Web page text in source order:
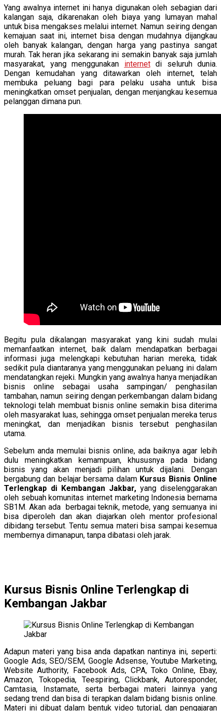
Yang awalnya internet ini hanya digunakan oleh sebagian dari
kalangan saja, dikarenakan oleh biaya yang lumayan mahal
untuk bisa mengakses melalui internet. Namun seiring dengan
kemajuan saat ini, internet bisa dengan mudahnya dijangkau
oleh banyak kalangan, dengan harga yang pastinya sangat
murah. Tak heran jika sekarang ini semakin banyak saja jumlah
masyarakat, yang menggunakan internetdi seluruh dunia.
Dengan kemudahan yang ditawarkan oleh internet, telah
membuka peluang bagi para pelaku usaha untuk bisa
meningkatkan omset penjualan, dengan menjangkau kesemua
pelanggan dimana pun.
Begitu pula dikalangan masyarakat yang kini sudah mulai
memanfaatkan internet, baik dalam mendapatkan berbagai
informasi juga melengkapi kebutuhan harian mereka, tidak
sedikit pula diantaranya yang menggunakan peluang ini dalam
mendatangkan rejeki. Mungkin yang awalnya hanya menjadikan
bisnis online sebagai usaha sampingan/ penghasilan
tambahan, namun seiring dengan perkembangan dalam bidang
teknologi telah membuat bisnis online semakin bisa diterima
oleh masyarakat luas, sehingga omset penjualan mereka terus
meningkat, dan menjadikan bisnis tersebut penghasilan
utama.
Sebelum anda memulai bisnis online, ada baiknya agar lebih
dulu meningkatkan kemampuan, khususnya pada bidang
bisnis yang akan menjadi pilihan untuk dijalani. Dengan
bergabung dan belajar bersama dalam Kursus Bisnis Online
Terlengkap di Kembangan Jakbar, yang diselenggarakan
oleh sebuah komunitas internet marketing Indonesia bernama
SB1M. Akan ada berbagai teknik, metode, yang semuanya ini
bisa diperoleh dan akan diajarkan oleh mentor profesional
dibidang tersebut. Tentu semua materi bisa sampai kesemua
membernya dimanapun, tanpa dibatasi oleh jarak.
Kursus Bisnis Online Terlengkap di
Kembangan Jakbar
Adapun materi yang bisa anda dapatkan nantinya ini, seperti:
Google Ads, SEO/SEM, Google Adsense, Youtube Marketing,
Website Authority, Facebook Ads, CPA, Toko Online, Ebay,
Amazon, Tokopedia, Teespiring, Clickbank, Autoresponder,
Camtasia, Instamate, serta berbagai materi lainnya yang
sedang trend dan bisa di terapkan dalam bidang bisnis online.
Materi ini dibuat dalam bentuk video tutorial, dan pengajaran